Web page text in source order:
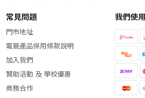
常見問題
門市地址
電競產品保用條款說明
加入我們
贊助活動 及 學校優惠
商務合作
我們使用